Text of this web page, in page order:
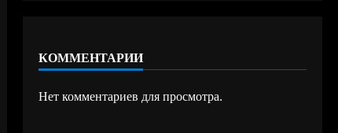
КОММЕНТАРИИ
Нет комментариев для просмотра.